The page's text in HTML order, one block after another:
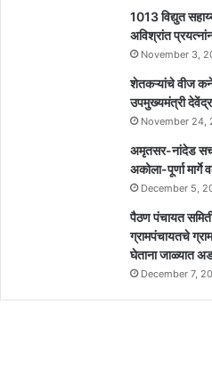
1013 विद्युत
अविश्रांत
November 3,
शेतकऱ्यांचे वीज
उपमुख्यमंत्री
November 24,
अमृतसर-नांदेड
अकोला-पूर्णा मार्गे
December 5,
पैठण पंचायत
ग्रामपंचायतचे
घेताना जाळ्यात
December 7,